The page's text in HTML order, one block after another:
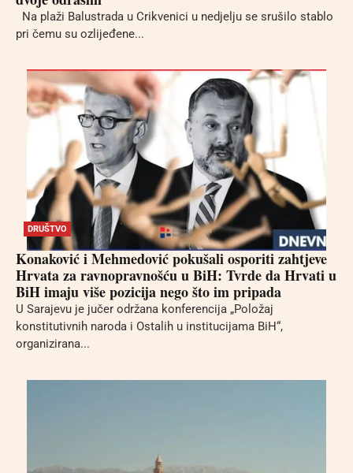
Na plaži Balustrada u Crikvenici u nedjelju se srušilo stablo
pri čemu su ozlijeđene...
DRUŠTVO
Konaković i Mehmedović pokušali osporiti zahtjeve
Hrvata za ravnopravnošću u BiH: Tvrde da Hrvati u
BiH imaju više pozicija nego što im pripada
U Sarajevu je jučer održana konferencija „Položaj
konstitutivnih naroda i Ostalih u institucijama BiH“,
organizirana...